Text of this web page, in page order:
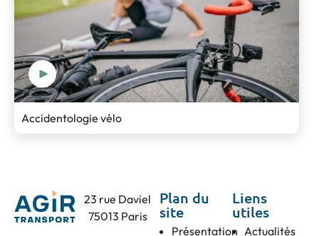
Accidentologie vélo
23 rue Daviel
75013 Paris
Plan du
site
Présentation
Liens
utiles
Actualités